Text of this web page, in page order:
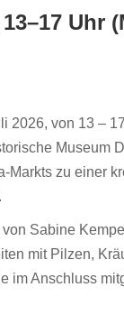
Uhr
2026, von 13 –
Museum
Markts zu einer
Sabine
mit Pilzen,
im Anschluss